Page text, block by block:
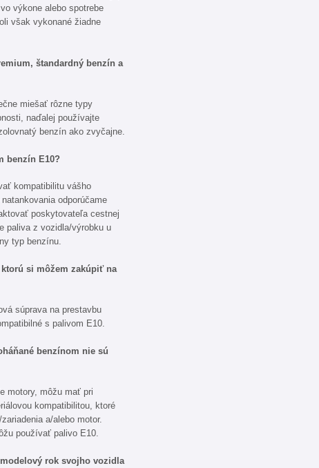
výkone alebo spotrebe
však vykonané žiadne
štandardný benzín a
miešať rôzne typy
naďalej používajte
benzín ako zvyčajne.
benzín E10?
kompatibilitu vášho
odporúčame
poskytovateľa cestnej
paliva z vozidla/výrobku u
typ benzínu.
si môžem zakúpiť na
súprava na prestavbu
s palivom E10.
benzínom nie sú
motory, môžu mať pri
kompatibilitou, ktoré
a/alebo motor.
používať palivo E10.
rok svojho vozidla